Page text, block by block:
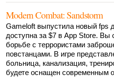
Modern Combat: Sandstorm
Gameloft выпустила новый fps
доступна за $7 в App Store. Вы
борьбе с террористами
повстанцами. В игре
больница, канализация,
будете оснащен современным